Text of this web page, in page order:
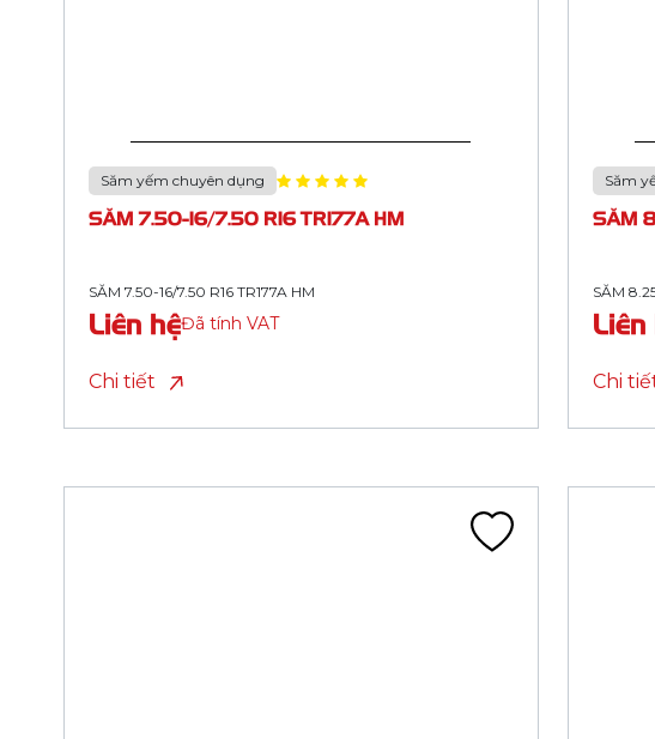
Săm yếm chuyên dụng
SĂM 9.00-20/9.00 R20 TR175A HM
SĂM 9.00-20/9.00 R20 TR175A HM
Liên hệĐã tính VAT
Chi tiết
Săm
SĂM
SĂM
Liên
Chi